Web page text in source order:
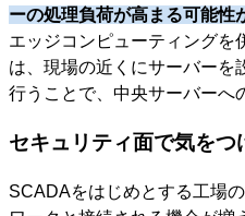
ーの処理負荷が高まる可能性
エッジコンピューティングを
は、現場の近くにサーバーを
行うことで、中央サーバーへ
セキュリティ面で気をつ
SCADAをはじめとする工場